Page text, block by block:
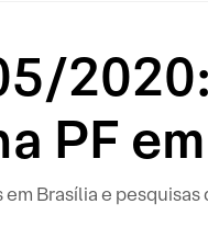
PF
Brasília e